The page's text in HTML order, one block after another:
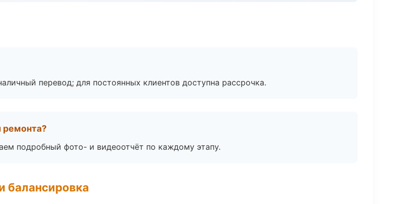
перевод; для постоянных клиентов доступна рассрочка.
ремонта?
подробный фото- и видеоотчёт по каждому этапу.
балансировка